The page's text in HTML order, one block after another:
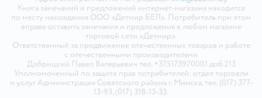
Книга замечаний и предложений интернет-магазина находится
по месту нахождения ООО «Детмир БЕЛ». Потребитель при этом
вправе оставить замечания и предложения в любом магазине
торговой сети «Детмир».
Ответственный за продвижение отечественных товаров и работе
с отечественными производителями
Добрицкий Павел Валерьевич тел. +375173970001 доб.213
Уполномоченный по защите прав потребителей: отдел торговли
и услуг Администрация Советского района г. Минска, тел. (017) 377-
13-93, (017) 318-13-33.